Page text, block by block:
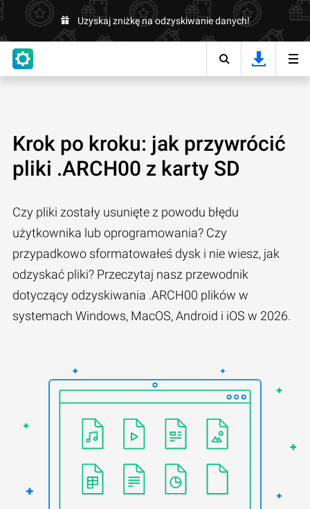
Uzyskaj zniżkę na odzyskiwanie danych!
Krok po kroku: jak przywrócić
pliki .ARCH00 z karty SD
Czy pliki zostały usunięte z powodu błędu
użytkownika lub oprogramowania? Czy
przypadkowo sformatowałeś dysk i nie wiesz, jak
odzyskać pliki? Przeczytaj nasz przewodnik
dotyczący odzyskiwania .ARCH00 plików w
systemach Windows, MacOS, Android i iOS w 2026.